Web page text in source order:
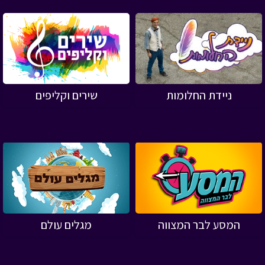
ניידת החלומות שירים וקליפים
המסע לבר המצווה מגלים עולם